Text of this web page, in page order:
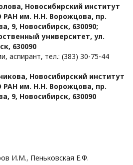
Новосибирский институт
РАН им. Н.Н. Ворожцова, пр.
9, Новосибирск, 630090;
университет, ул.
630090
аспирант, тел.: (383) 30-75-44
Новосибирский институт
РАН им. Н.Н. Ворожцова, пр.
9, Новосибирск, 630090
И.М., Пеньковская Е.Ф.